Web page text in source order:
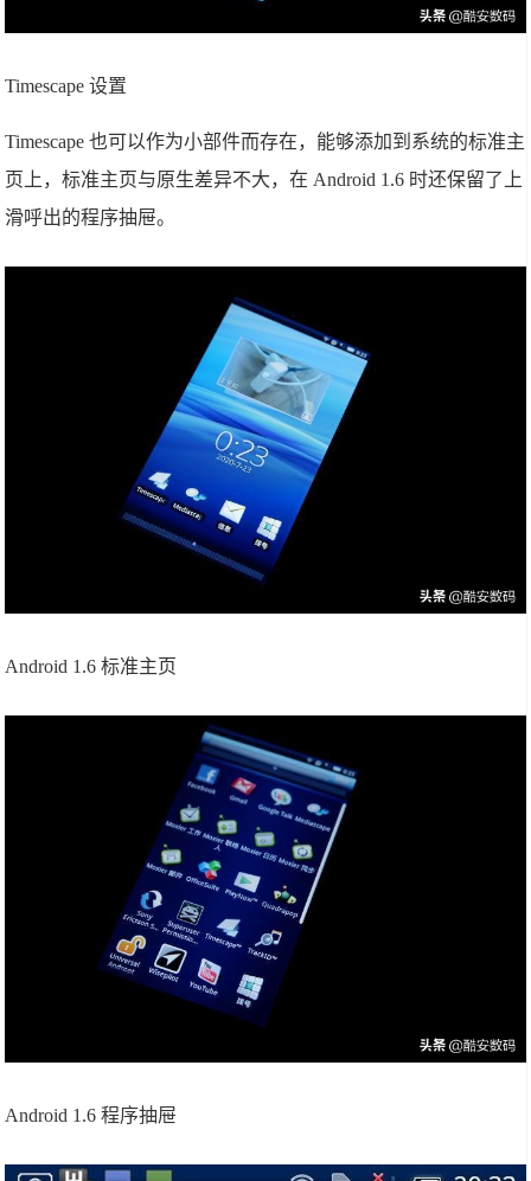
Timescape 设置
Timescape 也可以作为小部件而存在，能够添加到系统的标准主
页上，标准主页与原生差异不大，在 Android 1.6 时还保留了上
滑呼出的程序抽屉。
Android 1.6 标准主页
Android 1.6 程序抽屉